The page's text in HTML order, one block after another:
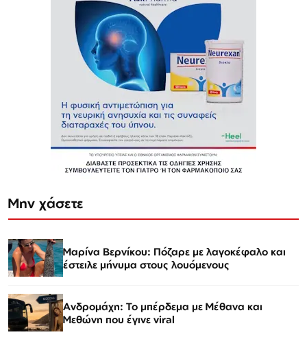
Μην χάσετε
Μαρίνα Βερνίκου: Πόζαρε με λαγοκέφαλο και
έστειλε μήνυμα στους λουόμενους
Ανδρομάχη: Το μπέρδεμα με Μέθανα και
Μεθώνη που έγινε viral